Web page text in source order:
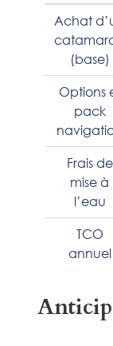
Achat
(base)
Options
pack
Frais de
mise à
l’eau
TCO
annuel